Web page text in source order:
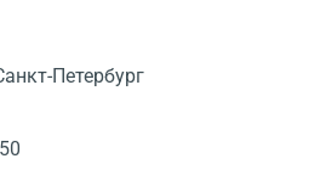
Петербург